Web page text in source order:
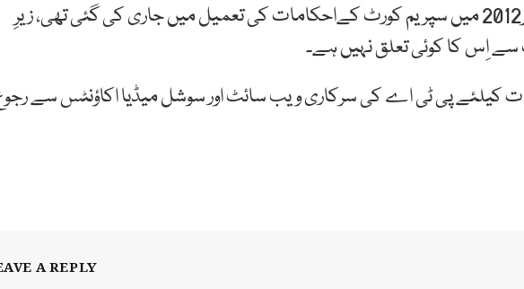
انہوں نے بتایا کہ یہ پریس ریلیز ستمبر2012 میں سپریم کورٹ کےاحکامات کی تعمیل میں جاری کی گئی تھی، زیرِ
سے اِس کا کوئی تعلق نہیں ہے۔
کیلئے پی ٹی اے کی سرکاری ویب سائٹ اور سوشل میڈیا اکاؤنٹس سے
A REPLY